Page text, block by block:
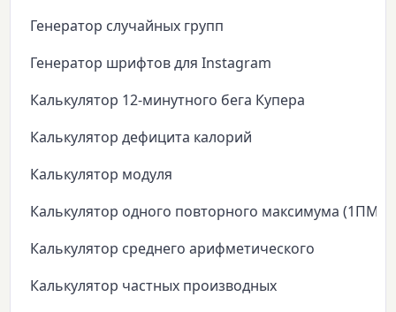
Генератор случайных групп
Генератор шрифтов для Instagram
Калькулятор 12-минутного бега Купера
Калькулятор дефицита калорий
Калькулятор модуля
Калькулятор одного повторного максимума (1ПМ)
Калькулятор среднего арифметического
Калькулятор частных производных